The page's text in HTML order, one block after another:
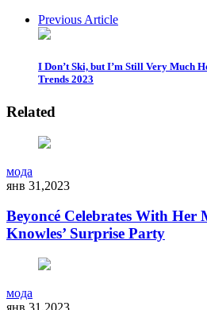
Previous Article
I Don’t Ski, but I’m Still Very Much
Trends 2023
Related
мода
янв 31,2023
Beyoncé Celebrates With Her
Knowles’ Surprise Party
мода